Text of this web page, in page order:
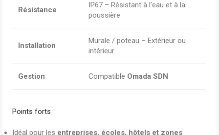
Résistance
IP67 – Résistant à l’eau et à la
poussière
Installation
Murale / poteau – Extérieur ou
intérieur
Gestion Compatible Omada SDN
Points forts
Idéal pour les entreprises, écoles, hôtels et zones